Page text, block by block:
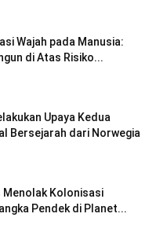
Wajah pada Manusia:
di Atas Risiko...
Upaya Kedua
Bersejarah dari Norwegia
Menolak Kolonisasi
Pendek di Planet...